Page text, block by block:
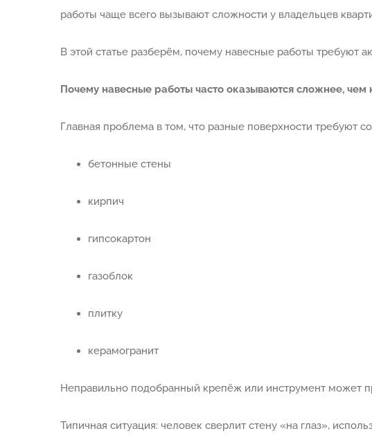
работы чаще всего вызывают сложности у владельцев
В этой статье разберём, почему навесные работы требуют
Почему навесные работы часто оказываются сложнее, чем
Главная проблема в том, что разные поверхности требуют
бетонные стены
кирпич
гипсокартон
газоблок
плитку
керамогранит
Неправильно подобранный крепёж или инструмент может
Типичная ситуация: человек сверлит стену «на глаз»,